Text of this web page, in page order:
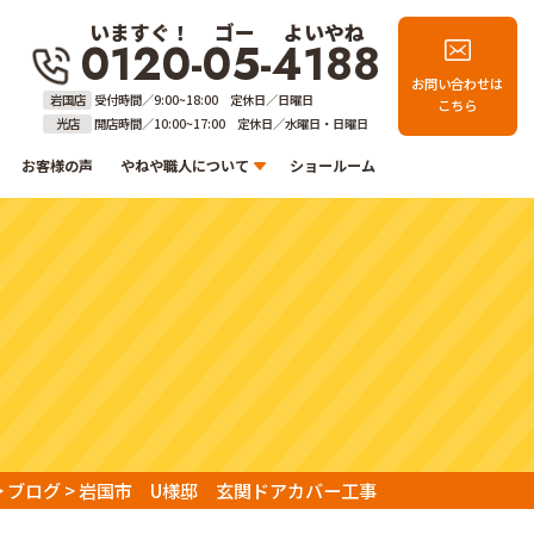
いますぐ！ ゴー よいやね
0120-05-4188
岩国店 受付時間／9:00~18:00 定休日／日曜日
光店
開店時間／10:00~17:00 定休日／水曜日・日曜日
お客様の声 やねや職人について ショールーム
お問い合わせは
こちら
ブログ>岩国市 U様邸 玄関ドアカバー工事